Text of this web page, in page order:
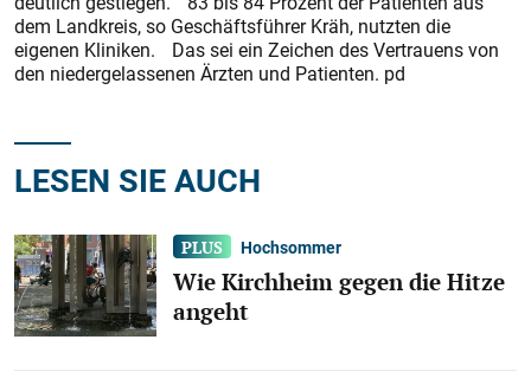
dem Landkreis, so Geschäftsführer Kräh, nutzten die
eigenen Kliniken. Das sei ein Zeichen des Vertrauens von
den niedergelassenen Ärzten und Patienten. pd
LESEN SIE AUCH
Hochsommer
Wie Kirchheim gegen die Hitze
angeht